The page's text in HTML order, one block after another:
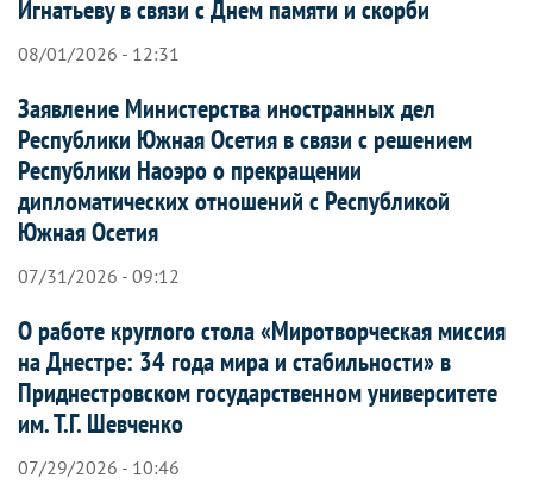
Игнатьеву в связи с Днем памяти и скорби
08/01/2026 - 12:31
Заявление Министерства иностранных дел
Республики Южная Осетия в связи с решением
Республики Наоэро о прекращении
дипломатических отношений с Республикой
Южная Осетия
07/31/2026 - 09:12
О работе круглого стола «Миротворческая миссия
на Днестре: 34 года мира и стабильности» в
Приднестровском государственном университете
им. Т.Г. Шевченко
07/29/2026 - 10:46